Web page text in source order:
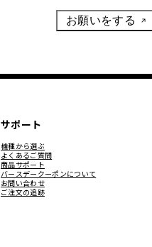
お願いをする
サポート
機種から選ぶ
よくあるご質問
商品サポート
バースデークーポンについて
お問い合わせ
ご注文の追跡